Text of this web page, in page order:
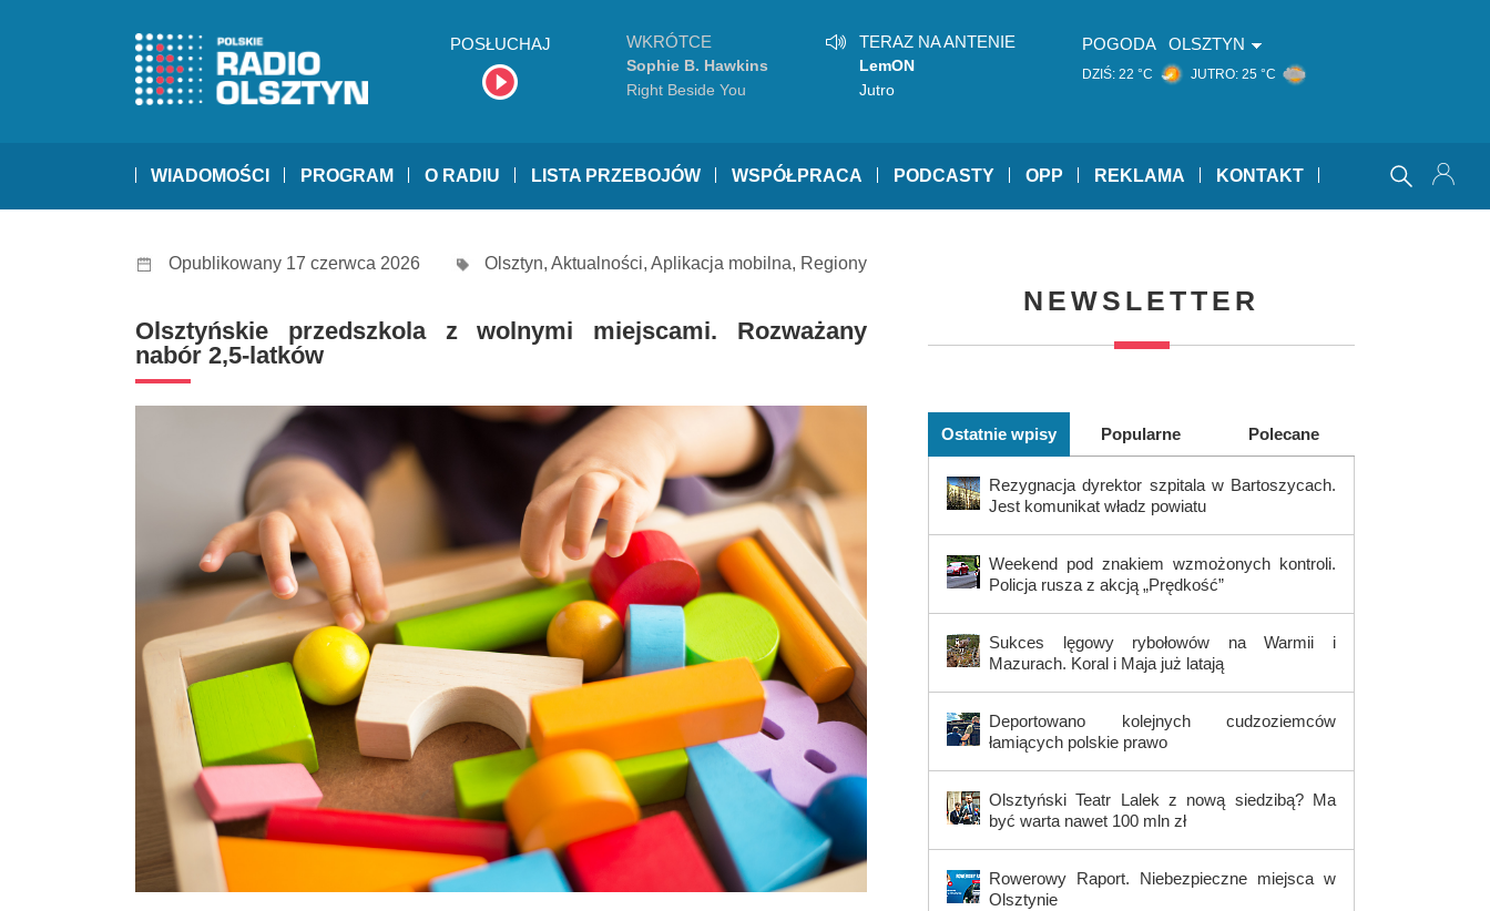
POSŁUCHAJ WKRÓTCE
Sophie B. Hawkins
Right Beside You
TERAZ NA ANTENIE
LemON
Jutro
POGODA OLSZTYN
DZIŚ: 22 °C JUTRO: 25 °C
WIADOMOŚCI PROGRAM O RADIU LISTA PRZEBOJÓW WSPÓŁPRACA PODCASTY OPP REKLAMA KONTAKT
Opublikowany 17 czerwca 2026 Olsztyn, Aktualności, Aplikacja mobilna, Regiony
Olsztyńskie przedszkola z wolnymi miejscami. Rozważany
nabór 2,5-latków
NEWSLETTER
Ostatnie wpisy Popularne Polecane
Rezygnacja dyrektor szpitala w Bartoszycach.
Jest komunikat władz powiatu
Weekend pod znakiem wzmożonych kontroli.
Policja rusza z akcją „Prędkość”
Sukces lęgowy rybołowów na Warmii i
Mazurach. Koral i Maja już latają
Deportowano kolejnych cudzoziemców
łamiących polskie prawo
Olsztyński Teatr Lalek z nową siedzibą? Ma
być warta nawet 100 mln zł
Rowerowy Raport. Niebezpieczne miejsca w
Olsztynie